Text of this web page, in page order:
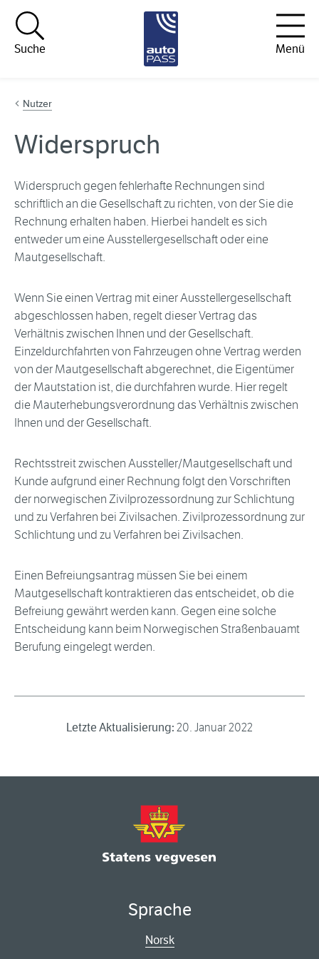
Hopp til innhold
Suche
Menü
Nutzer
Widerspruch
Widerspruch gegen fehlerhafte Rechnungen sind
schriftlich an die Gesellschaft zu richten, von der Sie die
Rechnung erhalten haben. Hierbei handelt es sich
entweder um eine Ausstellergesellschaft oder eine
Mautgesellschaft.
Wenn Sie einen Vertrag mit einer Ausstellergesellschaft
abgeschlossen haben, regelt dieser Vertrag das
Verhältnis zwischen Ihnen und der Gesellschaft.
Einzeldurchfahrten von Fahrzeugen ohne Vertrag werden
von der Mautgesellschaft abgerechnet, die Eigentümer
der Mautstation ist, die durchfahren wurde. Hier regelt
die Mauterhebungsverordnung das Verhältnis zwischen
Ihnen und der Gesellschaft.
Rechtsstreit zwischen Aussteller/Mautgesellschaft und
Kunde aufgrund einer Rechnung folgt den Vorschriften
der norwegischen Zivilprozessordnung zur Schlichtung
und zu Verfahren bei Zivilsachen. Zivilprozessordnung zur
Schlichtung und zu Verfahren bei Zivilsachen.
Einen Befreiungsantrag müssen Sie bei einem
Mautgesellschaft kontraktieren das entscheidet, ob die
Befreiung gewährt werden kann. Gegen eine solche
Entscheidung kann beim Norwegischen Straßenbauamt
Berufung eingelegt werden.
Letzte Aktualisierung: 20. Januar 2022
Sprache
Norsk